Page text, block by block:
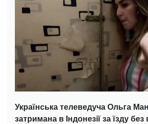
Українська телеведуча Ольга
затримана в Індонезії за їзду без